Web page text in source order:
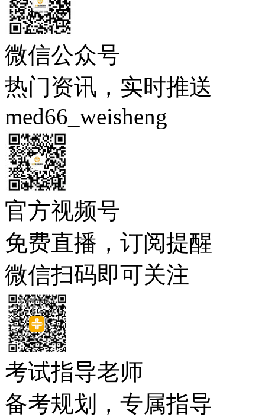
微信公众号
热门资讯，实时推送
med66_weisheng
官方视频号
免费直播，订阅提醒
微信扫码即可关注
考试指导老师
备考规划，专属指导